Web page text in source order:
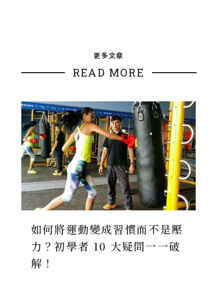
更多文章
READ MORE
如何將運動變成習慣而不是壓
力？初學者 10 大疑問一一破
解！